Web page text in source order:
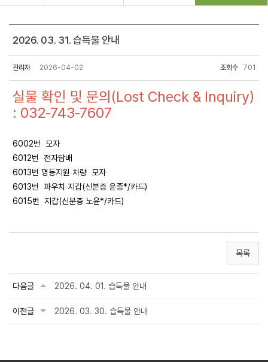
2026. 03. 31. 습득물 안내
관리자 2026-04-02 조회수 701
실물 확인 및 문의(Lost Check & Inquiry)
: 032-743-7607
6002번 모자
6012번 전자담배
6013번 명동지원 차량 모자
6013번 파우치 지갑(신분증 윤종*/카드)
6015번 지갑(신분증 노윤*/카드)
목록
다음글 2026. 04. 01. 습득물 안내
이전글 2026. 03. 30. 습득물 안내